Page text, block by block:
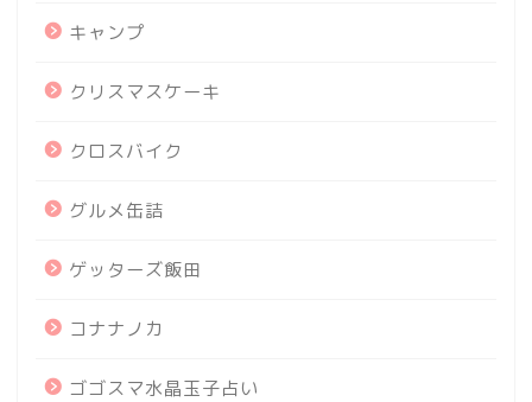
キャンプ
クリスマスケーキ
クロスバイク
グルメ缶詰
ゲッターズ飯田
コナナノカ
ゴゴスマ水晶玉子占い